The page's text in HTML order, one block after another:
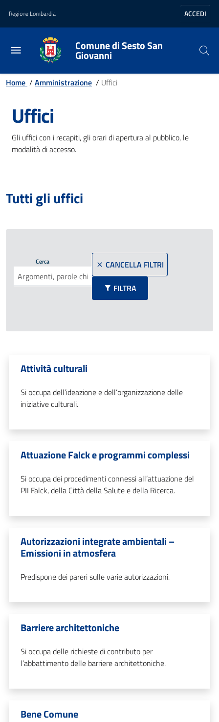
Vai al contenuto principale
Vai al footer
Regione Lombardia ACCEDI
Comune di Sesto San
Giovanni
Home / Amministrazione / Uffici
Uffici
Gli uffici con i recapiti, gli orari di apertura al pubblico, le
modalità di accesso.
Tutti gli uffici
Cerca
CANCELLA FILTRI
FILTRA
Attività culturali
Si occupa dell’ideazione e dell’organizzazione delle
iniziative culturali.
Attuazione Falck e programmi complessi
Si occupa dei procedimenti connessi all’attuazione del
PII Falck, della Città della Salute e della Ricerca.
Autorizzazioni integrate ambientali –
Emissioni in atmosfera
Predispone dei pareri sulle varie autorizzazioni.
Barriere architettoniche
Si occupa delle richieste di contributo per
l’abbattimento delle barriere architettoniche.
Bene Comune